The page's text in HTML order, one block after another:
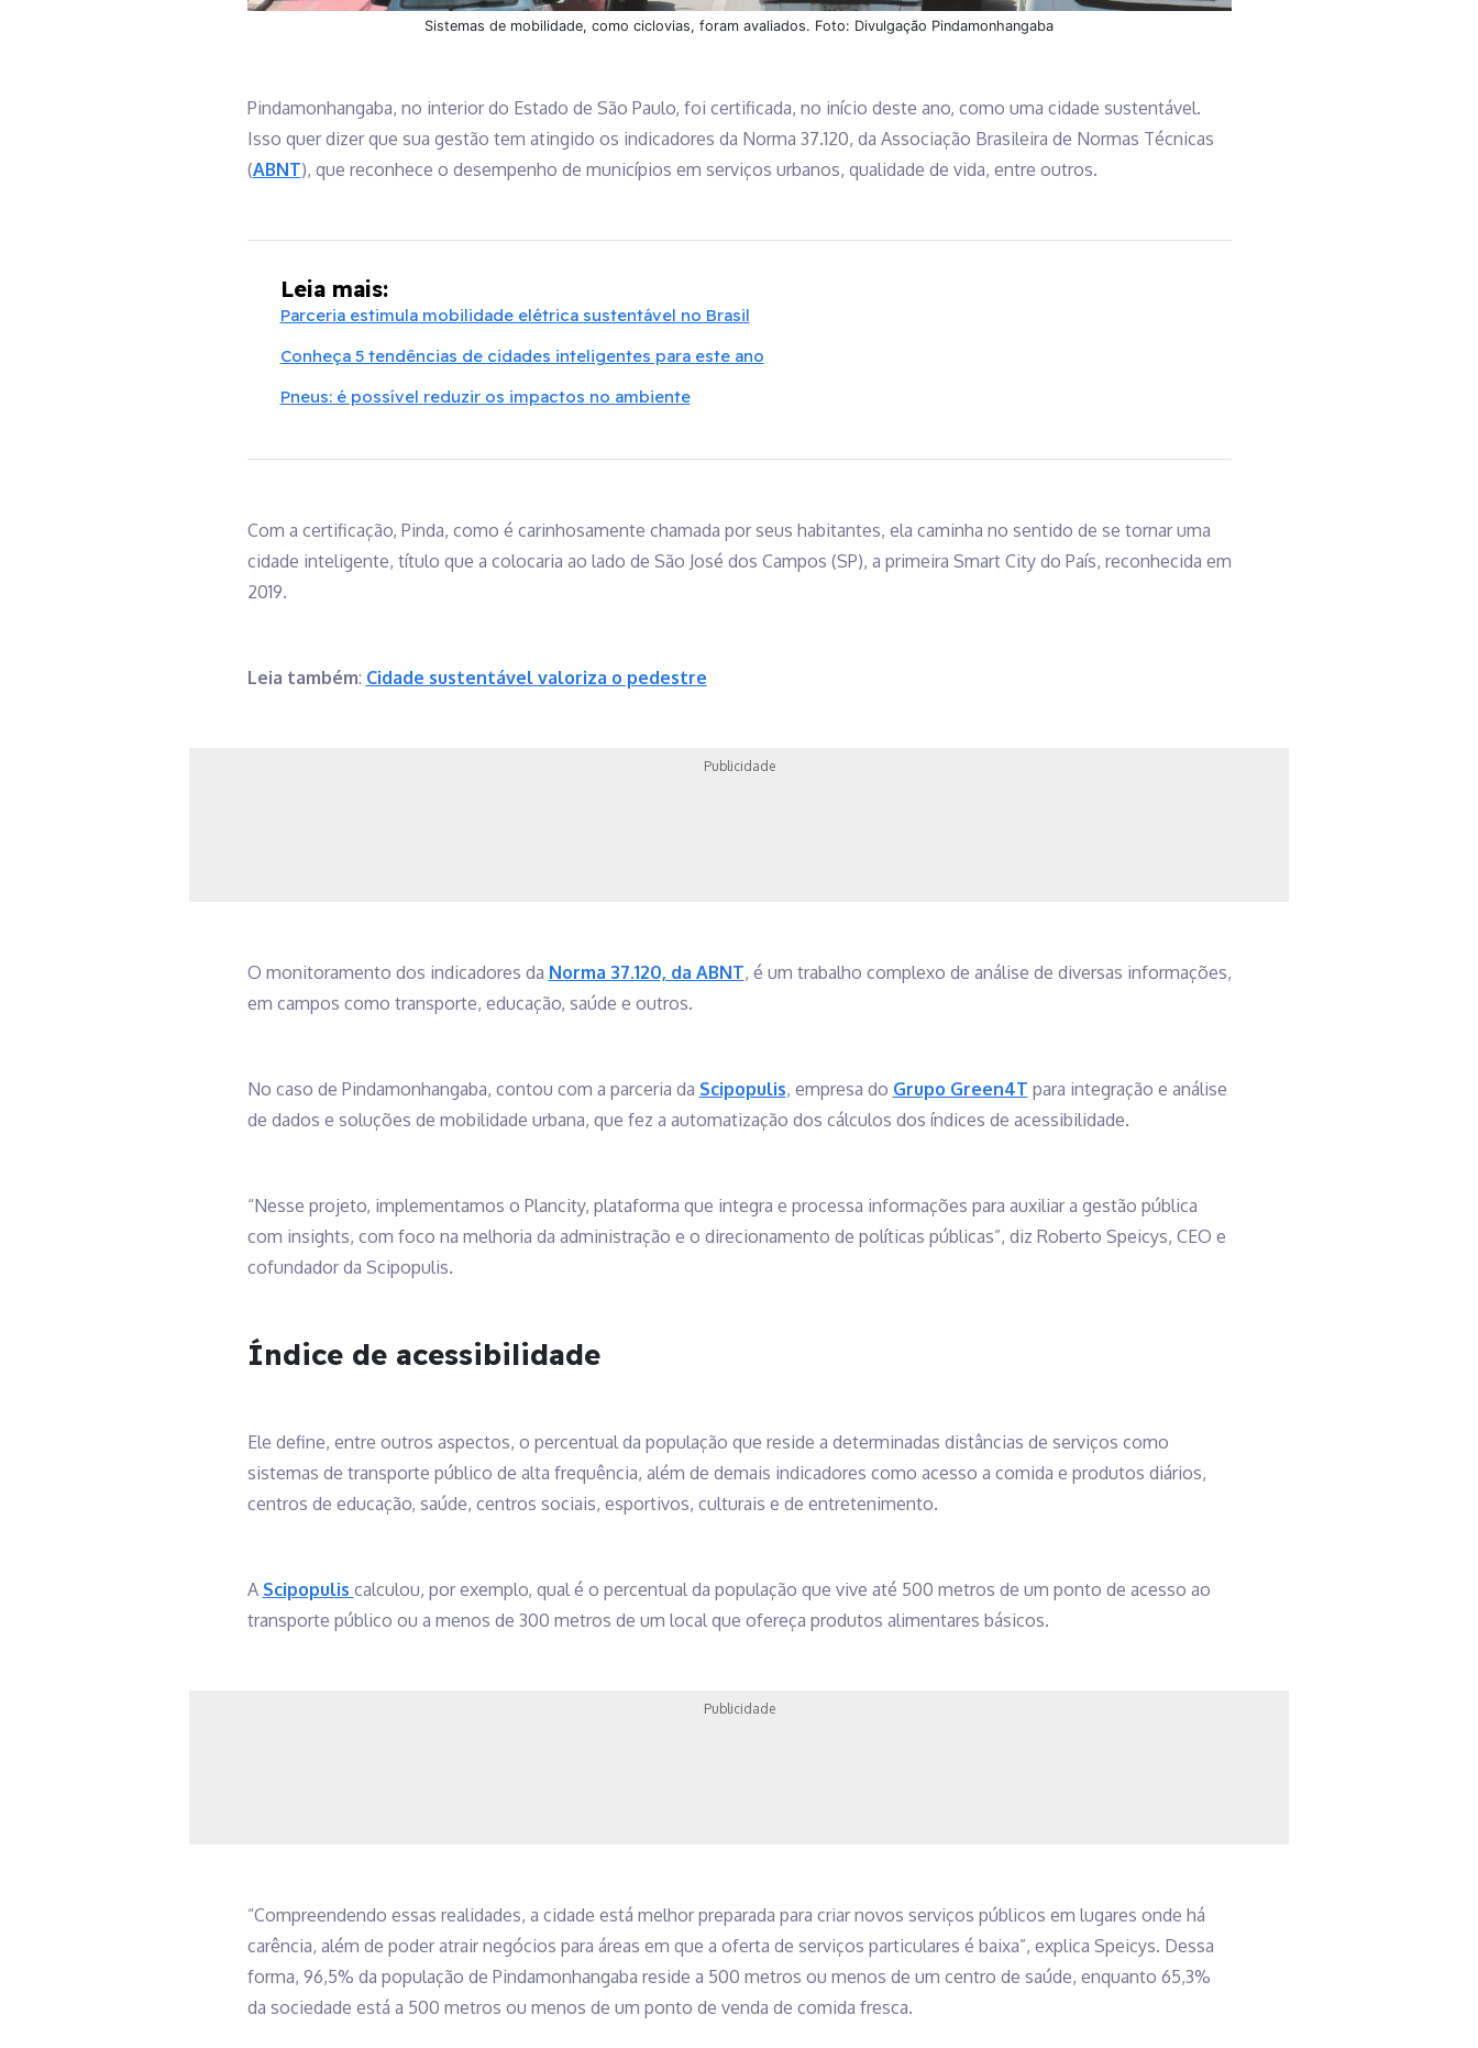
Sistemas de mobilidade, como ciclovias, foram avaliados. Foto: Divulgação Pindamonhangaba
Pindamonhangaba, no interior do Estado de São Paulo, foi certificada, no início deste ano, como uma cidade sustentável.
Isso quer dizer que sua gestão tem atingido os indicadores da Norma 37.120, da Associação Brasileira de Normas Técnicas
(ABNT), que reconhece o desempenho de municípios em serviços urbanos, qualidade de vida, entre outros.
Leia mais:
Parceria estimula mobilidade elétrica sustentável no Brasil
Conheça 5 tendências de cidades inteligentes para este ano
Pneus: é possível reduzir os impactos no ambiente
Com a certificação, Pinda, como é carinhosamente chamada por seus habitantes, ela caminha no sentido de se tornar uma
cidade inteligente, título que a colocaria ao lado de São José dos Campos (SP), a primeira Smart City do País, reconhecida em
2019.
Leia também: Cidade sustentável valoriza o pedestre
Publicidade
O monitoramento dos indicadores da Norma 37.120, da ABNT, é um trabalho complexo de análise de diversas informações,
em campos como transporte, educação, saúde e outros.
No caso de Pindamonhangaba, contou com a parceria da Scipopulis, empresa do Grupo Green4T para integração e análise
de dados e soluções de mobilidade urbana, que fez a automatização dos cálculos dos índices de acessibilidade.
“Nesse projeto, implementamos o Plancity, plataforma que integra e processa informações para auxiliar a gestão pública
com insights, com foco na melhoria da administração e o direcionamento de políticas públicas”, diz Roberto Speicys, CEO e
cofundador da Scipopulis.
Índice de acessibilidade
Ele define, entre outros aspectos, o percentual da população que reside a determinadas distâncias de serviços como
sistemas de transporte público de alta frequência, além de demais indicadores como acesso a comida e produtos diários,
centros de educação, saúde, centros sociais, esportivos, culturais e de entretenimento.
A Scipopulis calculou, por exemplo, qual é o percentual da população que vive até 500 metros de um ponto de acesso ao
transporte público ou a menos de 300 metros de um local que ofereça produtos alimentares básicos.
Publicidade
“Compreendendo essas realidades, a cidade está melhor preparada para criar novos serviços públicos em lugares onde há
carência, além de poder atrair negócios para áreas em que a oferta de serviços particulares é baixa”, explica Speicys. Dessa
forma, 96,5% da população de Pindamonhangaba reside a 500 metros ou menos de um centro de saúde, enquanto 65,3%
da sociedade está a 500 metros ou menos de um ponto de venda de comida fresca.